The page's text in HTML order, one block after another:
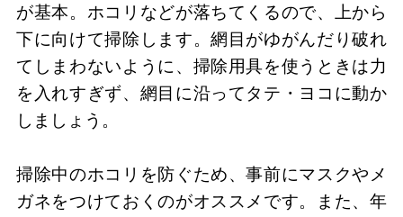
が基本。ホコリなどが落ちてくるので、上から
下に向けて掃除します。網目がゆがんだり破れ
てしまわないように、掃除用具を使うときは力
を入れすぎず、網目に沿ってタテ・ヨコに動か
しましょう。
掃除中のホコリを防ぐため、事前にマスクやメ
ガネをつけておくのがオススメです。また、年